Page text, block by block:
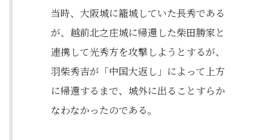
当時、大阪城に籠城していた長秀である
が、越前北之庄城に帰還した柴田勝家と
連携して光秀方を攻撃しようとするが、
羽柴秀吉が「中国大返し」によって上方
に帰還するまで、城外に出ることすらか
なわなかったのである。